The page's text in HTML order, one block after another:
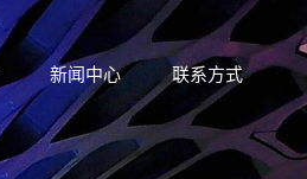
新闻中心 联系方式
新闻中心 联系方式